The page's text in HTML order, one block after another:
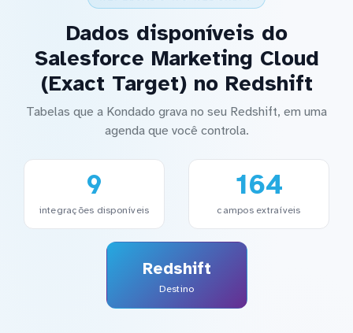
Dados disponíveis do
Salesforce Marketing Cloud
(Exact Target) no Redshift
Tabelas que a Kondado grava no seu Redshift, em uma
agenda que você controla.
9
integrações disponíveis
164
campos extraíveis
Redshift
Destino